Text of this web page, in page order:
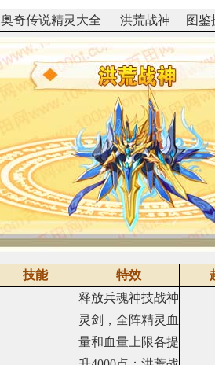
奥奇传说精灵大全 洪荒战神 图鉴
技能 特效
释放兵魂神技战神
灵剑，全阵精灵血
量和血量上限各提